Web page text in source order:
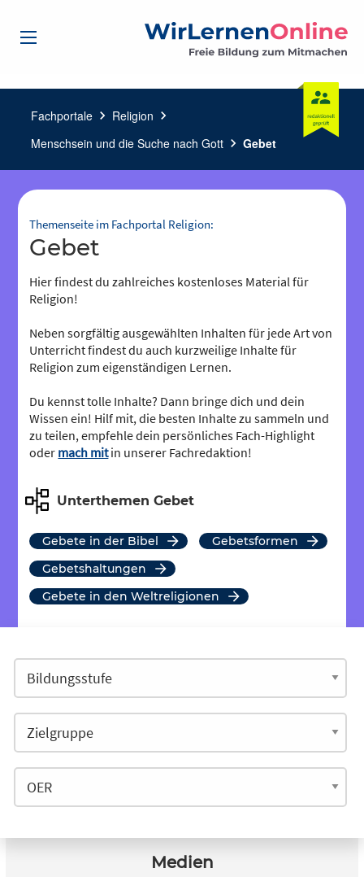
Fachportale chevron_right Religion chevron_right
Menschsein und die Suche nach Gott chevron_right Gebet
Themenseite im Fachportal Religion:
Gebet
Hier findest du zahlreiches kostenloses Material für
Religion!
Neben sorgfältig ausgewählten Inhalten für jede Art von
Unterricht findest du auch kurzweilige Inhalte für
Religion zum eigenständigen Lernen.
Du kennst tolle Inhalte? Dann bringe dich und dein
Wissen ein! Hilf mit, die besten Inhalte zu sammeln und
zu teilen, empfehle dein persönliches Fach-Highlight
oder mach mitin unserer Fachredaktion!
Unterthemen Gebet
Gebete in der Bibel
Gebetsformen
Gebetshaltungen
Gebete in den Weltreligionen
Medien